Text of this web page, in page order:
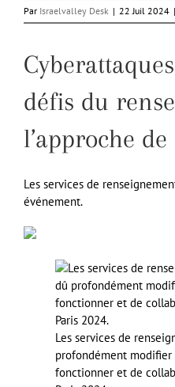
Par Israelvalley Desk | 22 Juil 2024 |
défis du
l’approche
Les services de
événement.
Les services de
profondément modifier
fonctionner et de